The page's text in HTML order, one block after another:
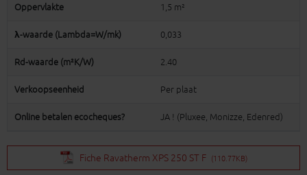
Oppervlakte 1,5 m²
λ-waarde (Lambda=W/mk) 0,033
Rd-waarde (m²K/W) 2.40
Verkoopseenheid Per plaat
Online betalen ecocheques? JA ! (Pluxee, Monizze, Edenred)
Fiche Ravatherm XPS 250 ST F (110.77KB)